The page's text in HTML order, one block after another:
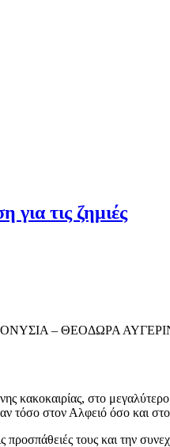
για τις ζημιές
– ΘΕΟΔΩΡΑ
κακοκαιρίας, στο
τόσο στον Αλφειό όσο και
τους και την